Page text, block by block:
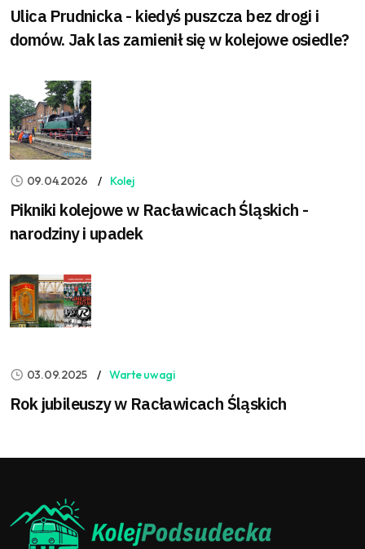
Ulica Prudnicka - kiedyś puszcza bez drogi i
domów. Jak las zamienił się w kolejowe osiedle?
09.04.2026 Kolej
Pikniki kolejowe w Racławicach Śląskich -
narodziny i upadek
03.09.2025 Warte uwagi
Rok jubileuszy w Racławicach Śląskich